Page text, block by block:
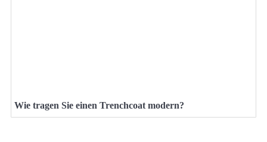
Wie tragen Sie einen Trenchcoat modern?